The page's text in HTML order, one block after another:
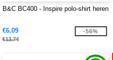
B&C BC400 - Inspire polo-shirt heren
€6.09
€13.74
-56%